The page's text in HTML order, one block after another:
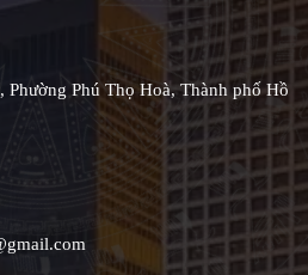
Phường Phú Thọ Hoà, Thành phố Hồ